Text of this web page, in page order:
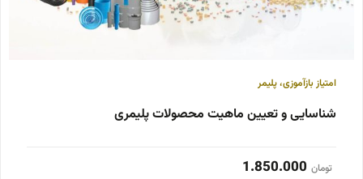
امتیاز بازآموزی،پلیمر
شناسایی و تعیین ماهیت محصولات پلیمری
تومان 1.850.000